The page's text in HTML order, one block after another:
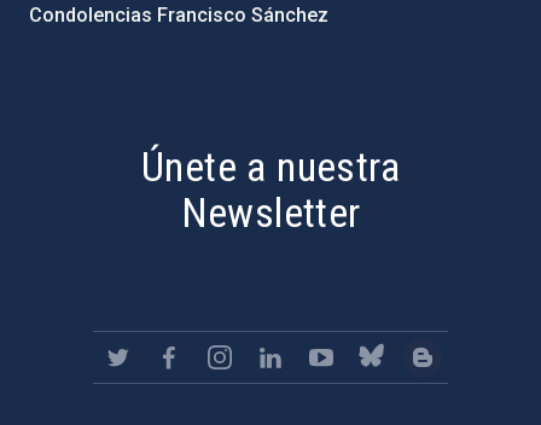
Condolencias Francisco Sánchez
Únete a nuestra
Newsletter